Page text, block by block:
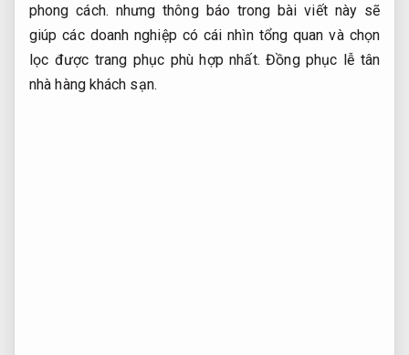
phong cách. nhưng thông báo trong bài viết này sẽ
giúp các doanh nghiệp có cái nhìn tổng quan và chọn
lọc được trang phục phù hợp nhất. Đồng phục lễ tân
nhà hàng khách sạn.